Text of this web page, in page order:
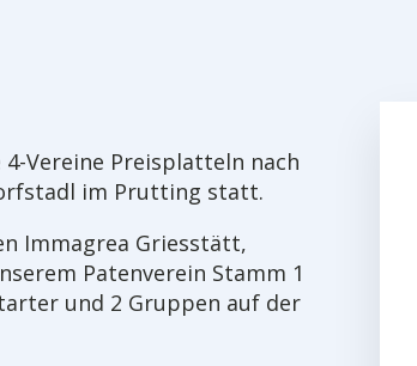
Vereine Preisplatteln nach
im Prutting statt.
Immagrea Griesstätt,
Patenverein Stamm 1
und 2 Gruppen auf der